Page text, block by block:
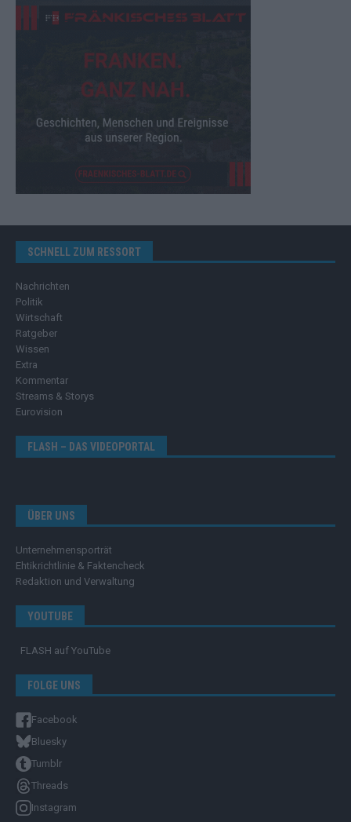
SCHNELL ZUM RESSORT
Nachrichten
Politik
Wirtschaft
Ratgeber
Wissen
Extra
Kommentar
Streams & Storys
Eurovision
FLASH – DAS VIDEOPORTAL
ÜBER UNS
Unternehmensporträt
Ehtikrichtlinie & Faktencheck
Redaktion und Verwaltung
YOUTUBE
FLASH auf YouTube
FOLGE UNS
Facebook
Bluesky
Tumblr
Threads
Instagram